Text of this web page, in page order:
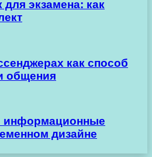
экзамена: как
как способ
общения
информационные
дизайне